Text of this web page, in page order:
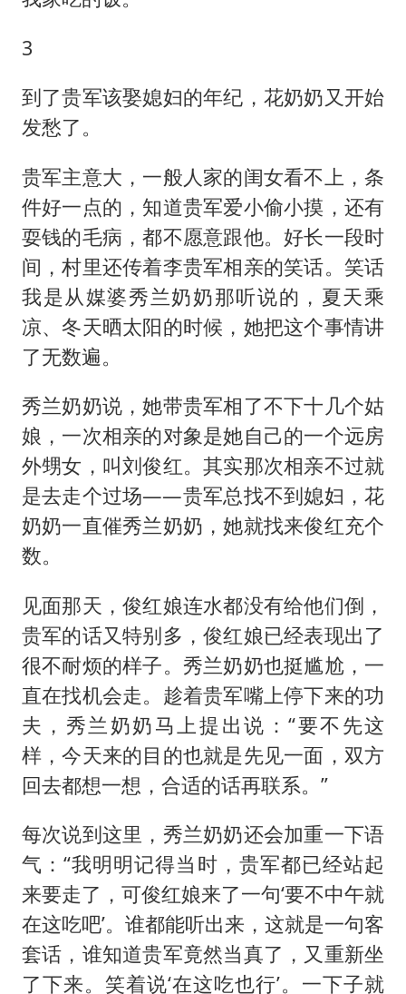
3
到了贵军该娶媳妇的年纪，花奶奶又开始
发愁了。
贵军主意大，一般人家的闺女看不上，条
件好一点的，知道贵军爱小偷小摸，还有
耍钱的毛病，都不愿意跟他。好长一段时
间，村里还传着李贵军相亲的笑话。笑话
我是从媒婆秀兰奶奶那听说的，夏天乘
凉、冬天晒太阳的时候，她把这个事情讲
了无数遍。
秀兰奶奶说，她带贵军相了不下十几个姑
娘，一次相亲的对象是她自己的一个远房
外甥女，叫刘俊红。其实那次相亲不过就
是去走个过场——贵军总找不到媳妇，花
奶奶一直催秀兰奶奶，她就找来俊红充个
数。
见面那天，俊红娘连水都没有给他们倒，
贵军的话又特别多，俊红娘已经表现出了
很不耐烦的样子。秀兰奶奶也挺尴尬，一
直在找机会走。趁着贵军嘴上停下来的功
夫，秀兰奶奶马上提出说：“要不先这
样，今天来的目的也就是先见一面，双方
回去都想一想，合适的话再联系。”
每次说到这里，秀兰奶奶还会加重一下语
气：“我明明记得当时，贵军都已经站起
来要走了，可俊红娘来了一句‘要不中午就
在这吃吧’。谁都能听出来，这就是一句客
套话，谁知道贵军竟然当真了，又重新坐
了下来。笑着说‘在这吃也行’。一下子就